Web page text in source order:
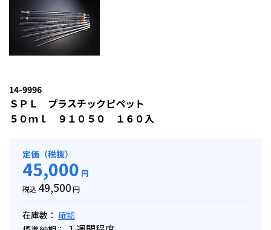
14-9996
ＳＰＬ プラスチックピペット
５０ｍｌ ９１０５０ １６０入
定価（税抜）
45,000 円
税込 49,500円
在庫数： 確認